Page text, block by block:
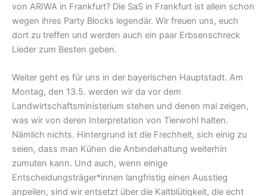
von ARIWA in Frankfurt? Die SaS in Frankfurt ist allein schon
wegen ihres Party Blocks legendär. Wir freuen uns, euch
dort zu treffen und werden auch ein paar Erbsenschreck
Lieder zum Besten geben.
Weiter geht es für uns in der bayerischen Hauptstadt. Am
Montag, den 13.5. werden wir da vor dem
Landwirtschaftsministerium stehen und denen mal zeigen,
was wir von deren Interpretation von Tierwohl halten.
Nämlich nichts. Hintergrund ist die Frechheit, sich einig zu
seien, dass man Kühen die Anbindehaltung weiterhin
zumuten kann. Und auch, wenn einige
Entscheidungsträger*innen langfristig einen Ausstieg
anpeilen, sind wir entsetzt über die Kaltblütigkeit, die echt